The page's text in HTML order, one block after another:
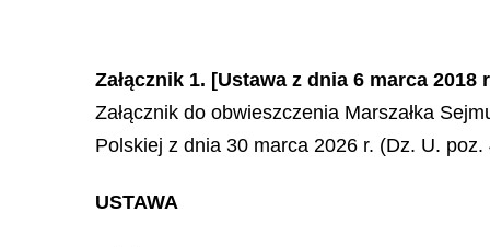
Załącznik 1. [Ustawa z dnia 6 marca
Załącznik do obwieszczenia Marszałka
Polskiej z dnia 30 marca 2026 r. (Dz. U. poz.
USTAWA